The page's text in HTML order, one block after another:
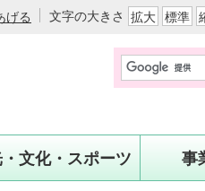
げる 文字の大きさ 拡大 標準
文化・スポーツ 事